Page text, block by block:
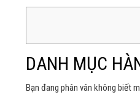
DANH MỤC
Bạn đang phân vân không biết